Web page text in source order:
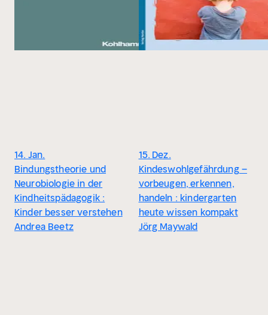
14. Jan.
Bindungstheorie und
Neurobiologie in der
Kindheitspädagogik :
Kinder besser verstehen
Andrea Beetz
15. Dez.
Kindeswohlgefährdung –
vorbeugen, erkennen,
handeln : kindergarten
heute wissen kompakt
Jörg Maywald